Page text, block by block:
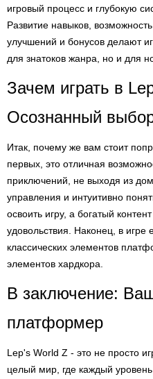
игровый процесс и глубокую
Развитие навыков,
улучшений и бонусов делают
для знатоков жанра, но и для
Зачем играть в
Осознанный
Итак, почему же вам стоит
первых, это отличная
приключений, не выходя из
управления и интуитивно
освоить игру, а богатый
удовольствия. Наконец, в игре
классических элементов
элементов хардкора.
В заключение:
платформер
Lep's World Z - это не просто
целый мир, где каждый